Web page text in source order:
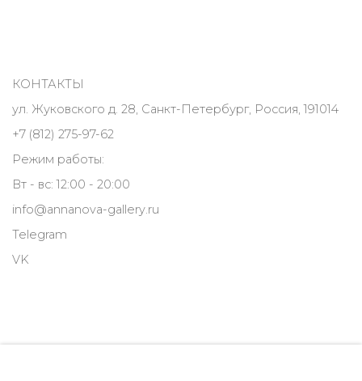
КОНТАКТЫ
ул. Жуковского д. 28, Санкт-Петербург, Россия, 191014
+7 (812) 275-97-62
Режим работы:
Вт - вс: 12:00 - 20:00
info@annanova-gallery.ru
Telegram
VK